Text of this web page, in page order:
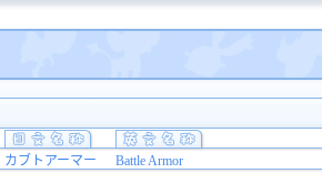
カブトアーマー
Battle Armor